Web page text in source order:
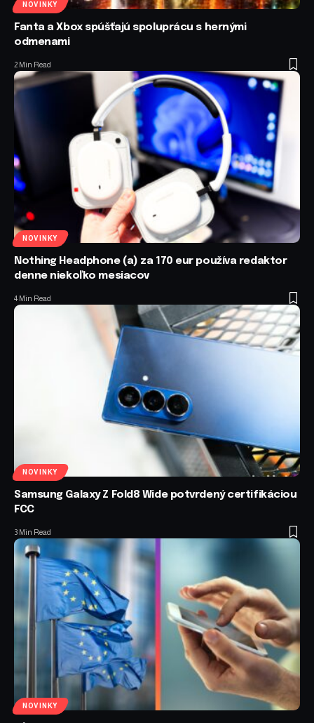
NOVINKY
Fanta a Xbox spúšťajú spoluprácu s hernými
odmenami
2 Min Read
NOVINKY
Nothing Headphone (a) za 170 eur používa redaktor
denne niekoľko mesiacov
4 Min Read
NOVINKY
Samsung Galaxy Z Fold8 Wide potvrdený certifikáciou
FCC
3 Min Read
NOVINKY